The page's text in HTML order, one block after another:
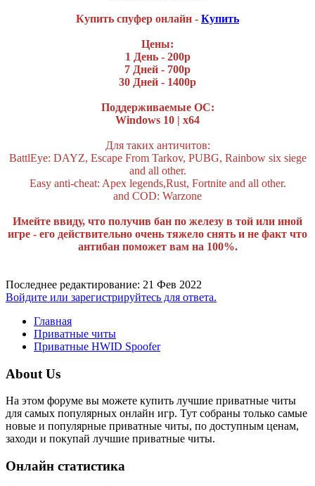
Купить спуфер онлайн - Купить
Цены:
1 День - 200р
7 Дней - 700р
30 Дней - 1400р
Поддерживаемые ОС:
Windows 10 | х64
Для таких античитов:
BattlEye: DAYZ, Escape From Tarkov, PUBG, Rainbow six siege
and all other.
Easy anti-cheat: Apex legends,Rust, Fortnite and all other.
and COD: Warzone
Имейте ввиду, что получив бан по железу в той или иной
игре - его действительно очень тяжело снять и не факт что
антибан поможет вам на 100%.
Последнее редактирование: 21 Фев 2022
Войдите или зарегистрируйтесь для ответа.
Главная
Приватные читы
Приватные HWID Spoofer
About Us
На этом форуме вы можете купить лучшие приватные читы
для самых популярных онлайн игр. Тут собраны только самые
новые и популярные приватные читы, по доступным ценам,
заходи и покупай лучшие приватные читы.
Онлайн статистика